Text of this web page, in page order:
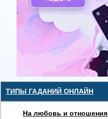
ТИПЫ ГАДАНИЙ ОНЛАЙН
На любовь и отношения